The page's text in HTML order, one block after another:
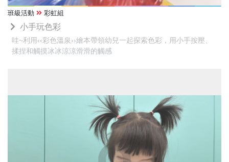
班級活動 彩虹組
小手玩色彩
哇~利用‹‹彩色溫泉››繪本帶領幼兒一起探索色彩，用小手按壓、
揉捏和觸摸冰冰涼涼滑滑的觸感